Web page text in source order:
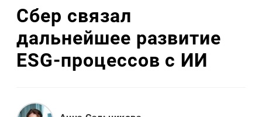
Сбер связал
дальнейшее развитие
ESG-процессов с ИИ